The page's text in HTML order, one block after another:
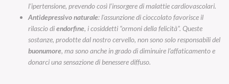
l’ipertensione, prevendo così l’insorgere di malattie cardiovascolari.
Antidepressivo naturale: l’assunzione di cioccolato favorisce il
rilascio diendorfine, i cosiddetti “ormoni della felicità”. Queste
sostanze, prodotte dal nostro cervello, non sono solo responsabili del
buonumore, ma sono anche in grado di diminuire l’affaticamento e
donarci una sensazione di benessere diffuso.